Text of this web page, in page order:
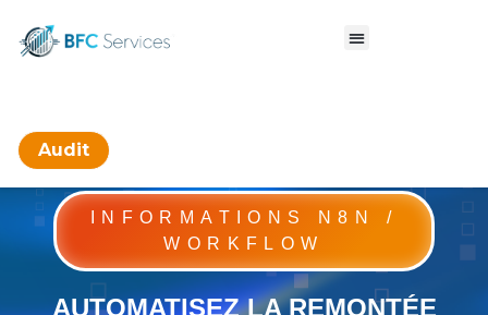
Audit
INFORMATIONS N8N /
WORKFLOW
AUTOMATISEZ LA REMONTÉE